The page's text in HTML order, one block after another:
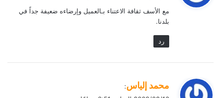
ل
مع الأسف ثقافة الاعتناء بـالعميل وإرضاءه ضعيفة جداً في
بلدنا.
رد
ق
محمد إلياس: